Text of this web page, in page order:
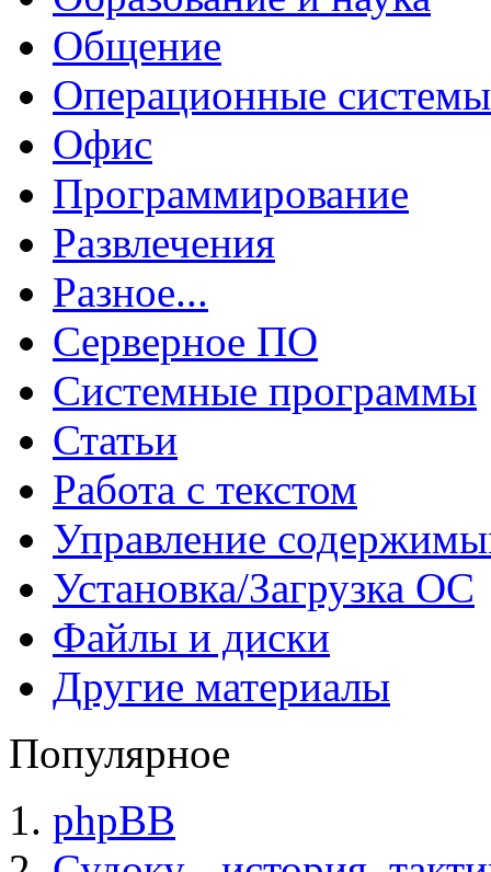
Общение
Операционные системы
Офис
Программирование
Развлечения
Разное...
Серверное ПО
Системные программы
Статьи
Работа с текстом
Управление
Установка/Загрузка ОС
Файлы и диски
Другие материалы
Популярное
phpBB